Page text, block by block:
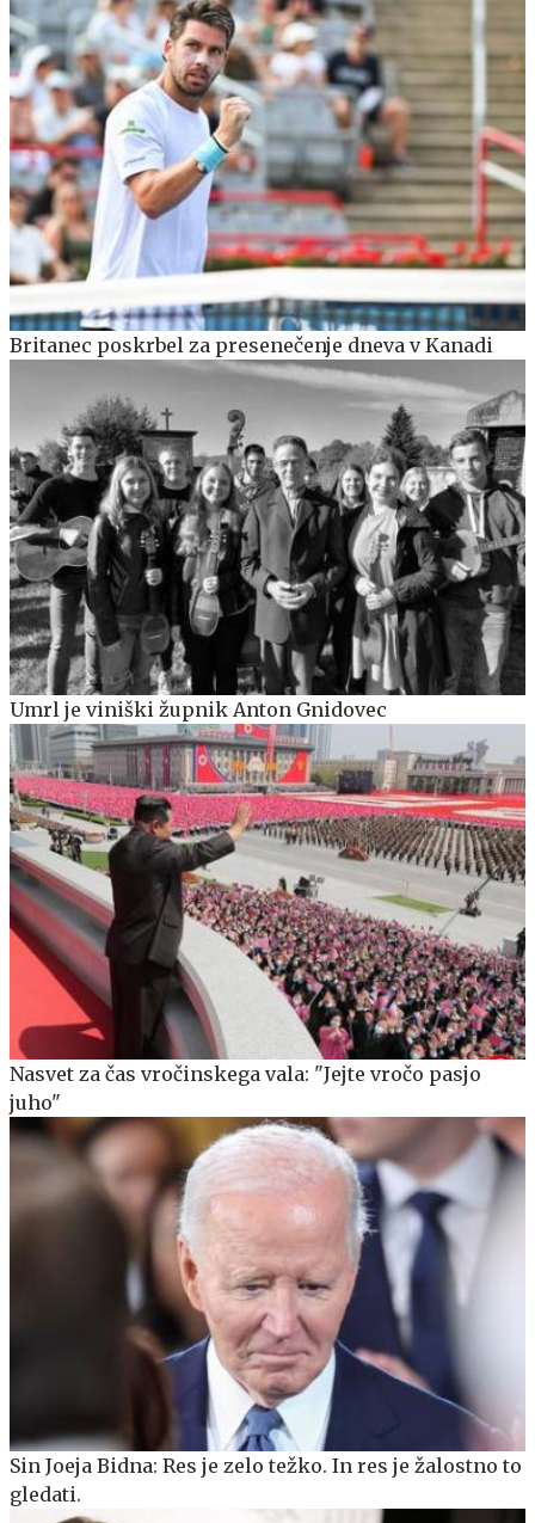
Britanec poskrbel za presenečenje dneva v Kanadi
Umrl je viniški župnik Anton Gnidovec
Nasvet za čas vročinskega vala: "Jejte vročo pasjo
juho"
Sin Joeja Bidna: Res je zelo težko. In res je žalostno to
gledati.